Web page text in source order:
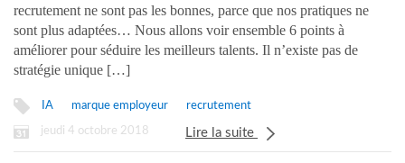
recrutement ne sont pas les bonnes, parce que nos pratiques ne
sont plus adaptées… Nous allons voir ensemble 6 points à
améliorer pour séduire les meilleurs talents. Il n’existe pas de
stratégie unique […]
IA marque employeur recrutement
jeudi 4 octobre 2018 Lire la suite